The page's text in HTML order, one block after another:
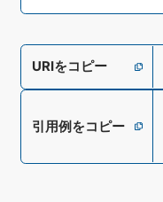
URIをコピー
引用例をコピー